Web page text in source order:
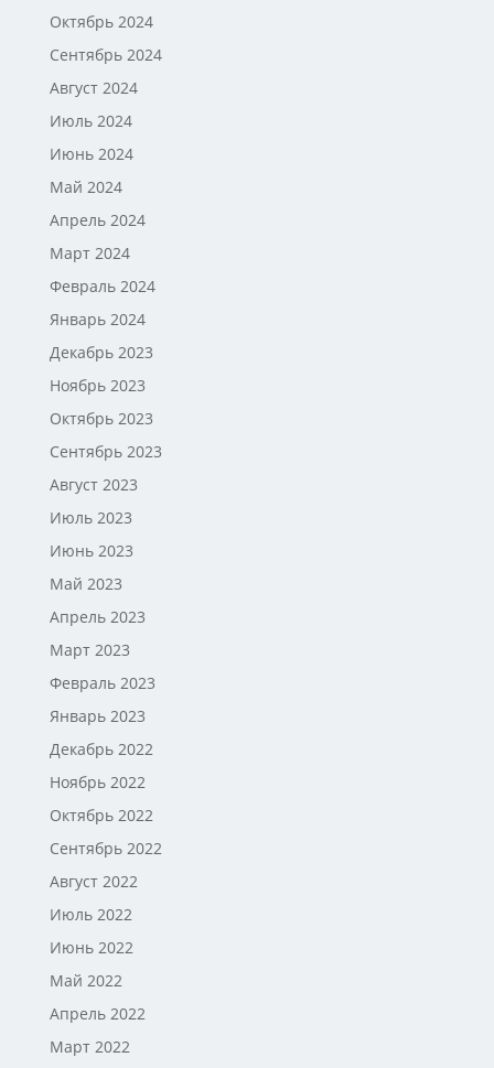
Октябрь 2024
Сентябрь 2024
Август 2024
Июль 2024
Июнь 2024
Май 2024
Апрель 2024
Март 2024
Февраль 2024
Январь 2024
Декабрь 2023
Ноябрь 2023
Октябрь 2023
Сентябрь 2023
Август 2023
Июль 2023
Июнь 2023
Май 2023
Апрель 2023
Март 2023
Февраль 2023
Январь 2023
Декабрь 2022
Ноябрь 2022
Октябрь 2022
Сентябрь 2022
Август 2022
Июль 2022
Июнь 2022
Май 2022
Апрель 2022
Март 2022